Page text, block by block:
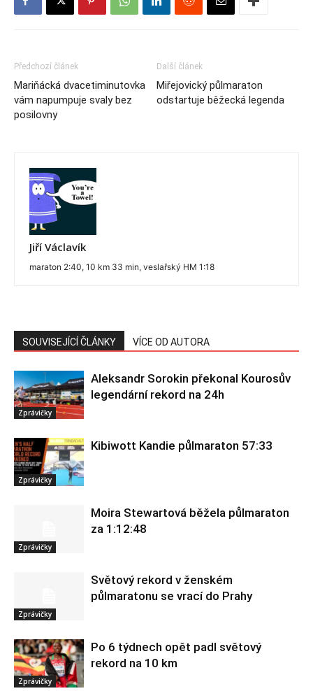
Předchozí článek
Mariňácká dvacetiminutovka
vám napumpuje svaly bez
posilovny
Další článek
Miřejovický půlmaraton
odstartuje běžecká legenda
Jiří Václavík
maraton 2:40, 10 km 33 min, veslařský HM 1:18
SOUVISEJÍCÍ ČLÁNKY VÍCE OD AUTORA
Zprávičky
Aleksandr Sorokin překonal Kourosův
legendární rekord na 24h
Zprávičky
Kibiwott Kandie půlmaraton 57:33
Zprávičky
Moira Stewartová běžela půlmaraton
za 1:12:48
Zprávičky
Světový rekord v ženském
půlmaratonu se vrací do Prahy
Zprávičky
Po 6 týdnech opět padl světový
rekord na 10 km